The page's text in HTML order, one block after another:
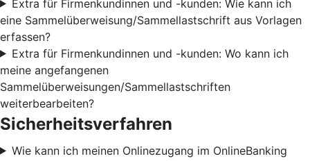
Extra für Firmenkundinnen und -kunden: Wie kann ich
eine Sammelüberweisung/Sammellastschrift aus Vorlagen
erfassen?
Extra für Firmenkundinnen und -kunden: Wo kann ich
meine angefangenen
Sammelüberweisungen/Sammellastschriften
weiterbearbeiten?
Sicherheitsverfahren
Wie kann ich meinen Onlinezugang im OnlineBanking